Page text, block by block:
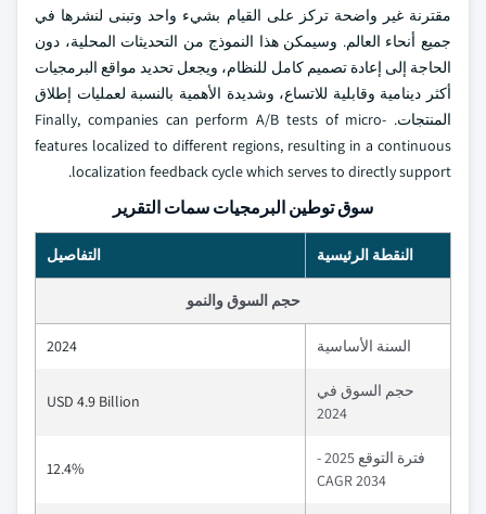
مقترنة غير واضحة تركز على القيام بشيء واحد وتبنى لنشرها في
جميع أنحاء العالم. وسيمكن هذا النموذج من التحديثات المحلية، دون
الحاجة إلى إعادة تصميم كامل للنظام، ويجعل تحديد مواقع البرمجيات
أكثر دينامية وقابلية للاتساع، وشديدة الأهمية بالنسبة لعمليات إطلاق
المنتجات. Finally, companies can perform A/B tests of micro-
features localized to different regions, resulting in a continuous
localization feedback cycle which serves to directly support.
سوق توطين البرمجيات سمات التقرير
النقطة الرئيسية التفاصيل
حجم السوق والنمو
السنة الأساسية 2024
حجم السوق في
2024
USD 4.9 Billion
فترة التوقع 2025 -
2034 CAGR
12.4%